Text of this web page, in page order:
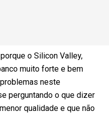
o Silicon Valley,
muito forte e bem
neste
perguntando o que dizer
qualidade e que não